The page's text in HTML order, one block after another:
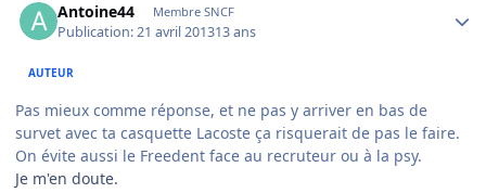
Antoine44 Membre SNCF
Publication:21 avril 201313 ans
AUTEUR
Pas mieux comme réponse, et ne pas y arriver en bas de
survet avec ta casquette Lacoste ça risquerait de pas le faire.
On évite aussi le Freedent face au recruteur ou à la psy.
Je m'en doute.